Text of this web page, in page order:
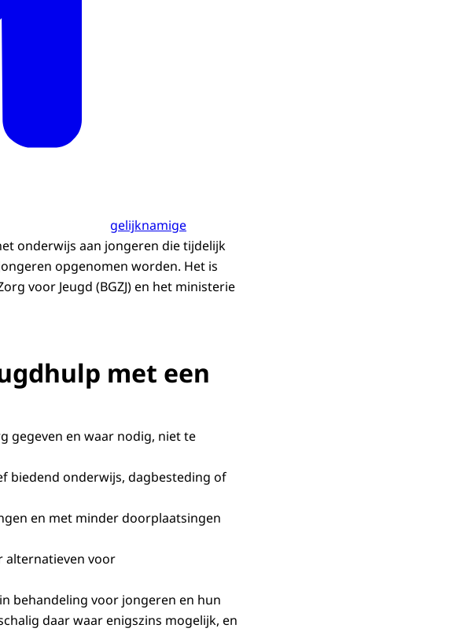
gelijknamige
onderwijs aan jongeren die tijdelijk
opgenomen worden. Het is
voor Jeugd (BGZJ) en het ministerie
met een
gegeven en waar nodig, niet te
biedend onderwijs, dagbesteding of
en met minder doorplaatsingen
alternatieven voor
behandeling voor jongeren en hun
daar waar enigszins mogelijk, en